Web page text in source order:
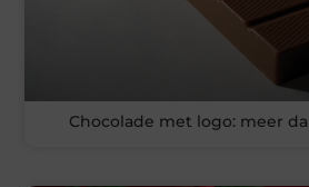
Chocolade met logo: meer